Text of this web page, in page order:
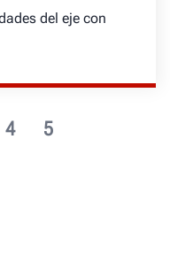
4 5
del eje con